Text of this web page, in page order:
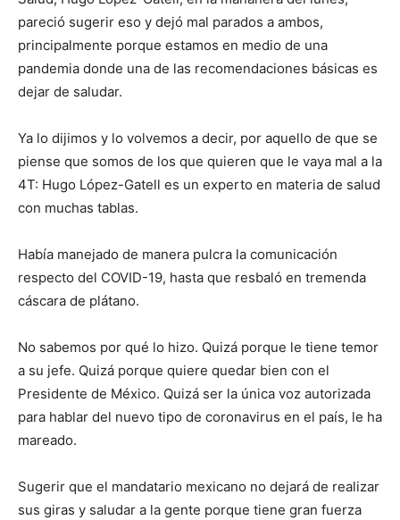
pareció sugerir eso y dejó mal parados a ambos,
principalmente porque estamos en medio de una
pandemia donde una de las recomendaciones básicas es
dejar de saludar.
Ya lo dijimos y lo volvemos a decir, por aquello de que se
piense que somos de los que quieren que le vaya mal a la
4T: Hugo López-Gatell es un experto en materia de salud
con muchas tablas.
Había manejado de manera pulcra la comunicación
respecto del COVID-19, hasta que resbaló en tremenda
cáscara de plátano.
No sabemos por qué lo hizo. Quizá porque le tiene temor
a su jefe. Quizá porque quiere quedar bien con el
Presidente de México. Quizá ser la única voz autorizada
para hablar del nuevo tipo de coronavirus en el país, le ha
mareado.
Sugerir que el mandatario mexicano no dejará de realizar
sus giras y saludar a la gente porque tiene gran fuerza